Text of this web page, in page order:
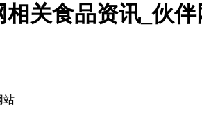
相关食品资讯_伙伴
站